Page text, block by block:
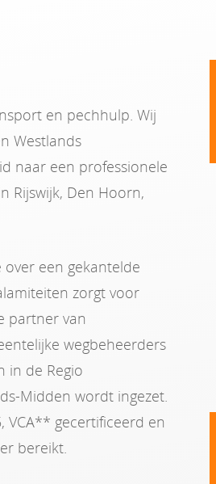
en pechhulp. Wij
Westlands
naar een professionele
Rijswijk, Den Hoorn,
een gekantelde
zorgt voor
partner van
wegbeheerders
in de Regio
Midden wordt ingezet.
VCA** gecertificeerd en
bereikt.